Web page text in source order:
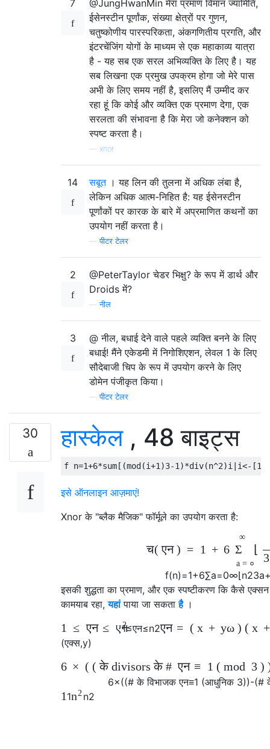
7
@JungHwanMin मेरा प्रमाण विमान ज्यामिति,
ईसेनस्टीन पूर्णांक, संख्या क्षेत्रों पर गुणन,
चतुष्कोणीय पारस्परिकता, अंकगणितीय प्रगति, और
इंटरचेंजिंग योगों के माध्यम से एक महाकाव्य यात्रा
है - यह सब एक सरल अभिव्यक्ति के लिए है। यह
सब लिखना एक प्रमुख उपक्रम होगा जो मेरे पास
अभी के लिए समय नहीं है, इसलिए मैं उम्मीद कर
रहा हूं कि कोई और व्यक्ति एक प्रमाण देगा, एक
सरलता की संभावना है कि मेरा जो कनेक्शन को
स्पष्ट करता है।
xnor
14 सबूत। यह लिन की तुलना में अधिक लंबा है,
लेकिन अधिक आत्म-निहित है: यह ईसेनस्टीन
पूर्णांकों पर कारक के बारे में अप्रमाणित कथनों का
उपयोग नहीं करता है।
—पीटर टेलर
2
@PeterTaylor चेडर भिक्षु? के रूप में डार्थ और
Droids में?
—नील
3
@ नील, बधाई देने वाले पहले व्यक्ति बनने के लिए
बधाई! मैंने एकेडमी में निगोशिएशन, लेवल 1 के लिए
सौदेबाजी चिप के रूप में उपयोग करने के लिए
डोमेन पंजीकृत किया।
—पीटर टेलर
30 हास्केल, 48 बाइट्स
f n=1+6*sum [(mod (i+1)3-1)*div(n^2)i i<-[1
इसे ऑनलाइन आज़माएं!
Xnor के "ब्लैक मैजिक" फॉर्मूले का उपयोग करता है:
च(एन) = 1 + 6 Σ
a = ०
∞
f(n)=1+6∑a=0∞⌊ n23a
इसकी शुद्धता का प्रमाण, और एक स्पष्टीकरण कि कैसे
कामयाब रहा,यहांपाया जा सकताहै।
1 ≤ एन ≤ एन
2
1≤एन≤n2एन = ( x + yω) (x
(एक्स,y)
6 × ( (के divisors के # एन ≡ 1 ( mod 3 )
6×((# के विभाजकएन≡1 (आधुनिक 3))-(#
1 1n 2 n2